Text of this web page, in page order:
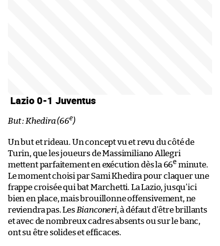
Lazio 0-1 Juventus
But : Khedira (66e)
Un but et rideau. Un concept vu et revu du côté de
Turin, que les joueurs de Massimiliano Allegri
mettent parfaitement en exécution dès la 66e minute.
Le moment choisi par Sami Khedira pour claquer une
frappe croisée qui bat Marchetti. La Lazio, jusqu’ici
bien en place, mais brouillonne offensivement, ne
reviendra pas. Les Bianconeri, à défaut d’être brillants
et avec de nombreux cadres absents ou sur le banc,
ont su être solides et efficaces.